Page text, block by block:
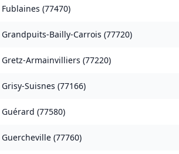
Fublaines (77470)
Grandpuits-Bailly-Carrois (77720)
Gretz-Armainvilliers (77220)
Grisy-Suisnes (77166)
Guérard (77580)
Guercheville (77760)